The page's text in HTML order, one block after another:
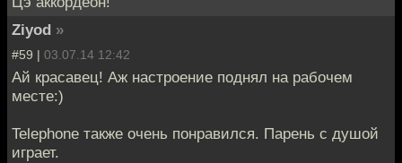
Ziyod »
#59 | 03.07.14 12:42
Ай красавец! Аж настроение поднял на рабочем
месте:)
Telephone также очень понравился. Парень с душой
играет.